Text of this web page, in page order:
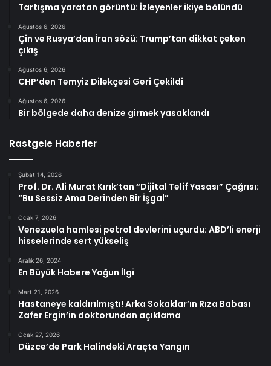
Tartışma yaratan görüntü: İzleyenler ikiye bölündü
Ağustos 6, 2026
Çin ve Rusya’dan İran sözü: Trump’tan dikkat çeken
çıkış
Ağustos 6, 2026
CHP’den Temyiz Dilekçesi Geri Çekildi
Ağustos 6, 2026
Bir bölgede daha denize girmek yasaklandı
Rastgele Haberler
Şubat 14, 2026
Prof. Dr. Ali Murat Kırık’tan “Dijital Telif Yasası” Çağrısı:
“Bu Sessiz Ama Derinden Bir İşgal”
Ocak 7, 2026
Venezuela hamlesi petrol devlerini uçurdu: ABD’li enerji
hisselerinde sert yükseliş
Aralık 26, 2024
En Büyük Habere Yoğun İlgi
Mart 21, 2026
Hastaneye kaldırılmıştı! Arka Sokaklar’ın Rıza Babası
Zafer Ergin’in doktorundan açıklama
Ocak 27, 2026
Düzce’de Park Halindeki Araçta Yangın